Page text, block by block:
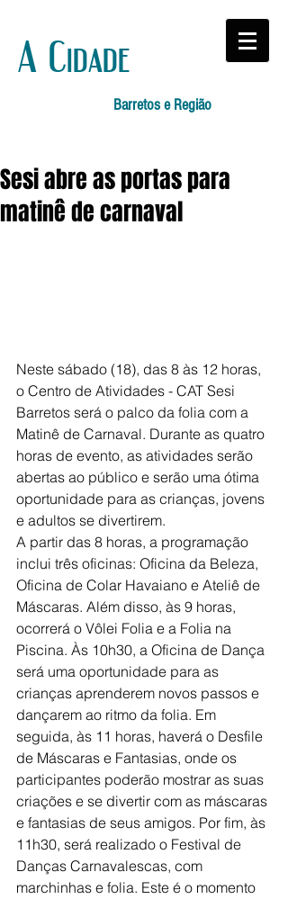
A Cidade
Barretos e Região
Sesi abre as portas para
matinê de carnaval
Neste sábado (18), das 8 às 12 horas,
o Centro de Atividades - CAT Sesi
Barretos será o palco da folia com a
Matinê de Carnaval. Durante as quatro
horas de evento, as atividades serão
abertas ao público e serão uma ótima
oportunidade para as crianças, jovens
e adultos se divertirem.
A partir das 8 horas, a programação
inclui três oficinas: Oficina da Beleza,
Oficina de Colar Havaiano e Ateliê de
Máscaras. Além disso, às 9 horas,
ocorrerá o Vôlei Folia e a Folia na
Piscina. Às 10h30, a Oficina de Dança
será uma oportunidade para as
crianças aprenderem novos passos e
dançarem ao ritmo da folia. Em
seguida, às 11 horas, haverá o Desfile
de Máscaras e Fantasias, onde os
participantes poderão mostrar as suas
criações e se divertir com as máscaras
e fantasias de seus amigos. Por fim, às
11h30, será realizado o Festival de
Danças Carnavalescas, com
marchinhas e folia. Este é o momento